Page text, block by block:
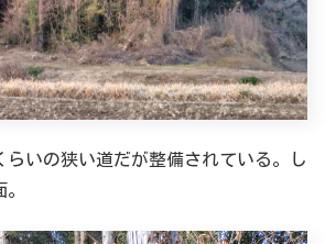
らいの狭い道だが整備されている。し